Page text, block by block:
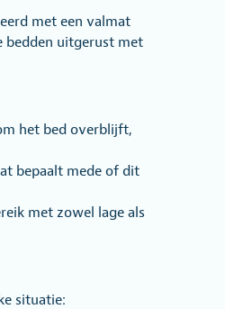
met een valmat
bedden uitgerust met
het bed overblijft,
bepaalt mede of dit
met zowel lage als
situatie: